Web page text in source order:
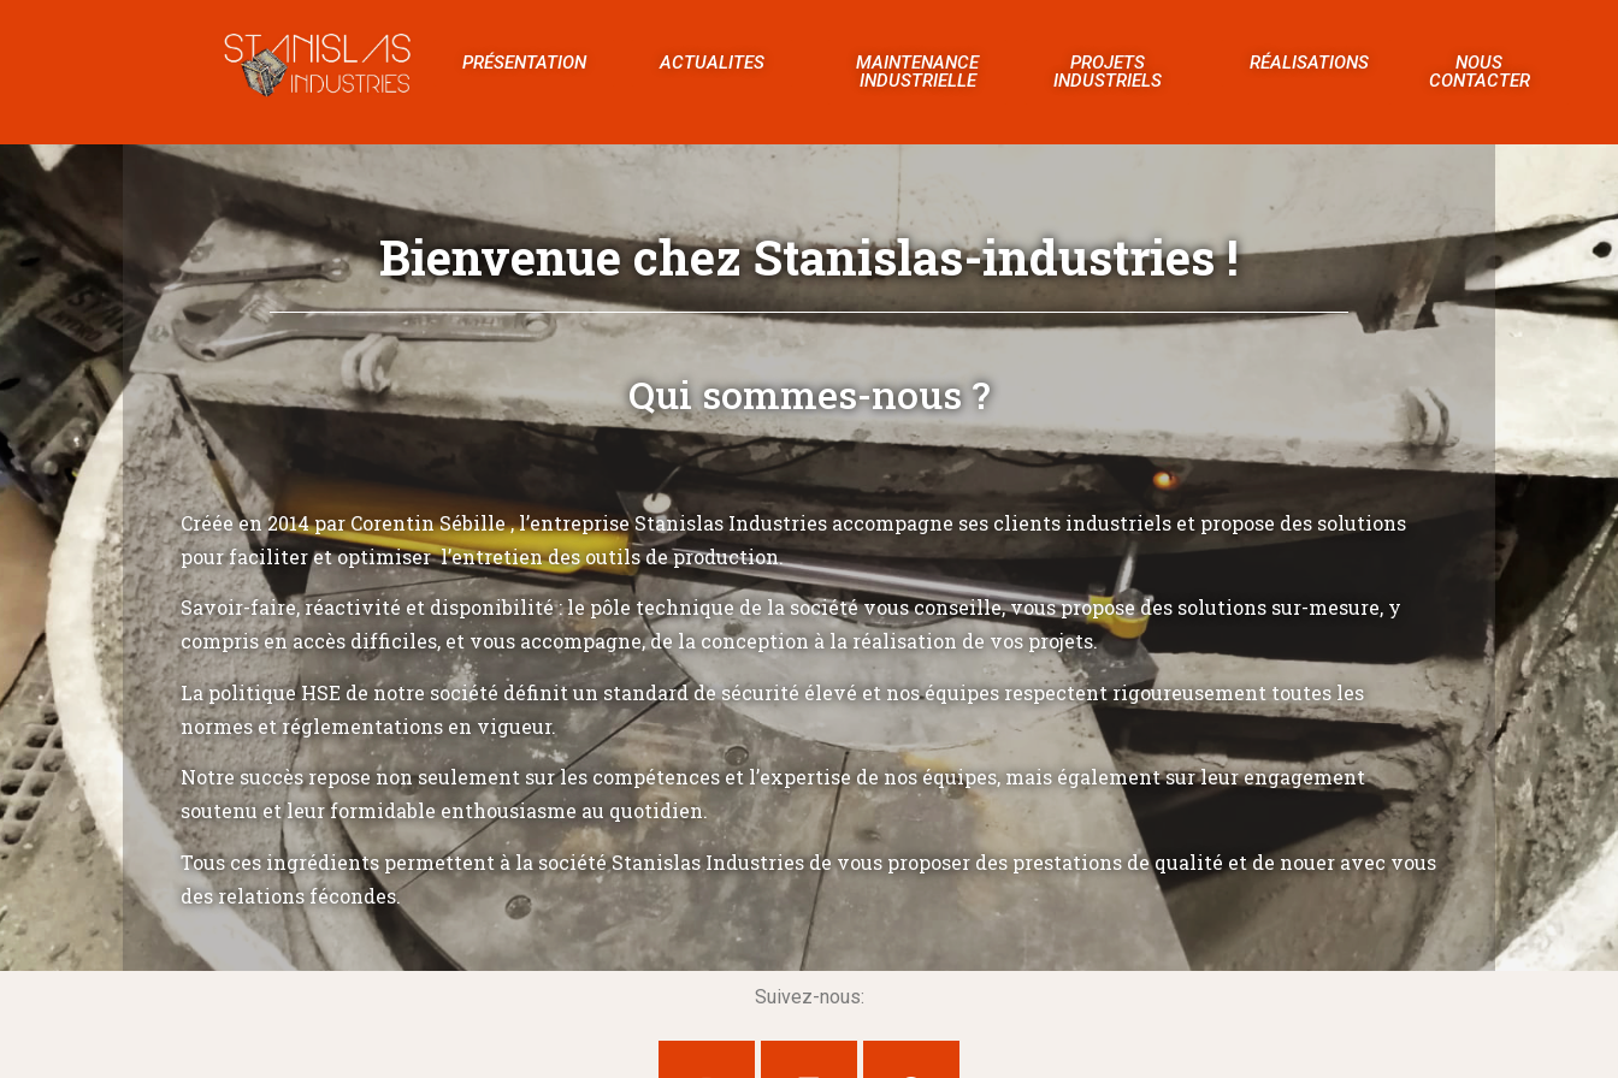
PRÉSENTATION ACTUALITES
MAINTENANCE
INDUSTRIELLE
PROJETS
INDUSTRIELS
RÉALISATIONS
NOUS
CONTACTER
Bienvenue chez Stanislas-industries !
Qui sommes-nous ?
Créée en 2014 par Corentin Sébille , l’entreprise Stanislas Industries accompagne ses clients industriels et propose des solutions
pour faciliter et optimiser l’entretien des outils de production.
Savoir-faire, réactivité et disponibilité : le pôle technique de la société vous conseille, vous propose des solutions sur-mesure, y
compris en accès difficiles, et vous accompagne, de la conception à la réalisation de vos projets.
La politique HSE de notre société définit un standard de sécurité élevé et nos équipes respectent rigoureusement toutes les
normes et réglementations en vigueur.
Notre succès repose non seulement sur les compétences et l’expertise de nos équipes, mais également sur leur engagement
soutenu et leur formidable enthousiasme au quotidien.
Tous ces ingrédients permettent à la société Stanislas Industries de vous proposer des prestations de qualité et de nouer avec vous
des relations fécondes.
Suivez-nous: